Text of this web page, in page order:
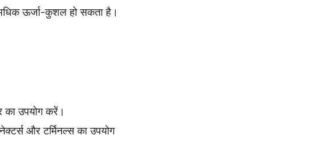
अधिक ऊर्जा-कुशल हो सकता है।
का उपयोग करें।
और टर्मिनल्स का उपयोग